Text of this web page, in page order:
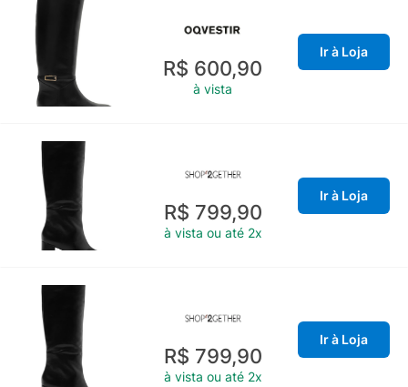
R$ 600,90
à vista
Ir à Loja
R$ 799,90
à vista ou até 2x
Ir à Loja
R$ 799,90
à vista ou até 2x
Ir à Loja